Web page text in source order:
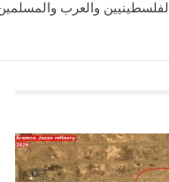
الفلسطينيين والعرب